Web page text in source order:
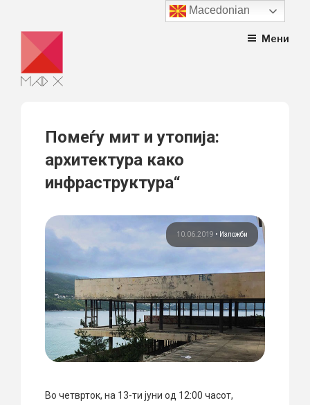
content
Мени
Помеѓу мит и утопија:
архитектура како
инфраструктура“
10.06.2019 • Изложби
Во четврток, на 13-ти јуни од 12:00 часот,
Macedonian